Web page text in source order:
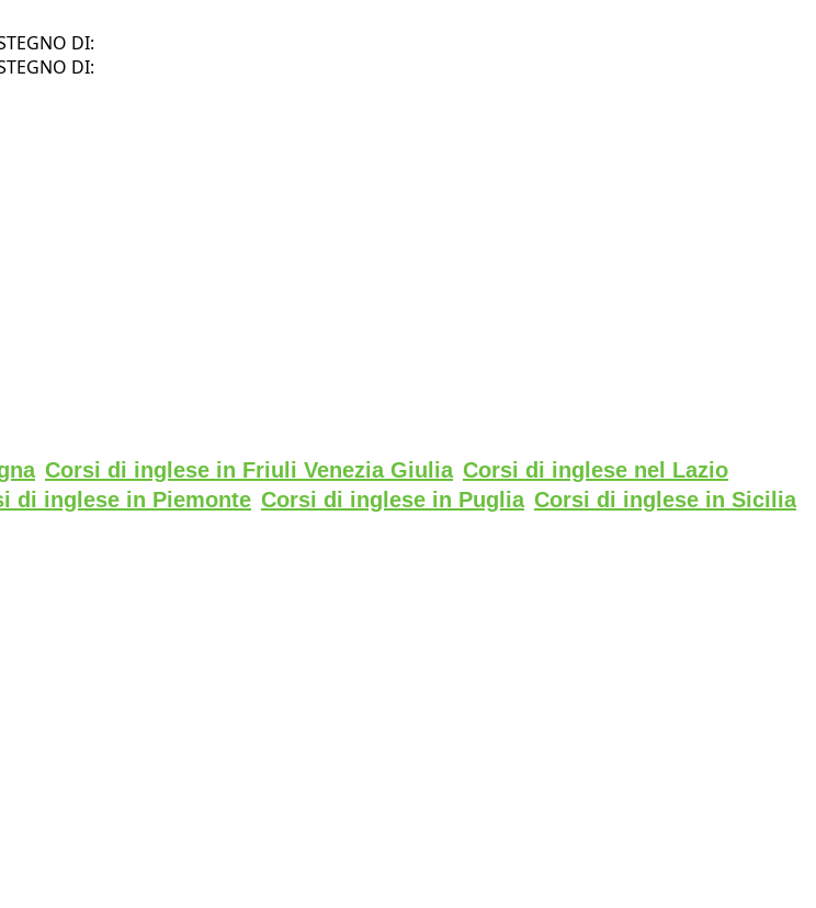
DI:
DI:
Corsi di inglese in Friuli Venezia Giulia Corsi di inglese nel Lazio
di inglese in Piemonte Corsi di inglese in Puglia Corsi di inglese in Sicilia